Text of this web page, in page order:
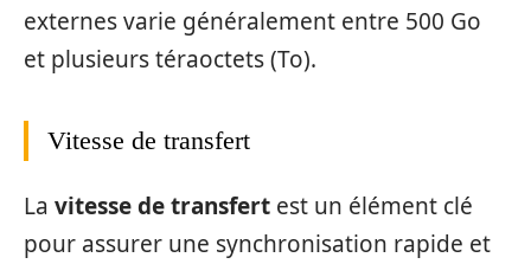
externes varie généralement entre 500 Go
et plusieurs téraoctets (To).
Vitesse de transfert
La vitesse de transfert est un élément clé
pour assurer une synchronisation rapide et